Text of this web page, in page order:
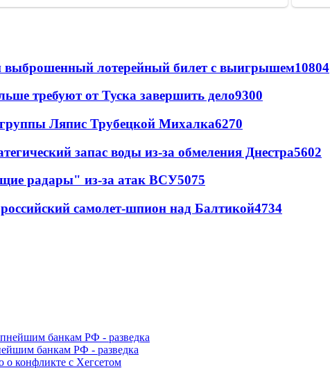
выброшенный лотерейный билет с выигрышем10804
требуют от Туска завершить дело9300
Ляпис Трубецкой Михалка6270
запас воды из-за обмеления Днестра5602
радары" из-за атак ВСУ5075
самолет-шпион над Балтикой4734
банкам РФ - разведка
о конфликте с Хегсетом